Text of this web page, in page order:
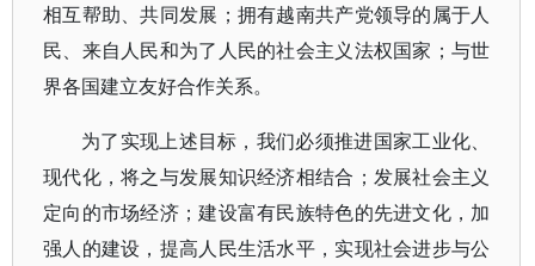
相互帮助、共同发展；拥有越南共产党领导的属于人
民、来自人民和为了人民的社会主义法权国家；与世
界各国建立友好合作关系。
为了实现上述目标，我们必须推进国家工业化、
现代化，将之与发展知识经济相结合；发展社会主义
定向的市场经济；建设富有民族特色的先进文化，加
强人的建设，提高人民生活水平，实现社会进步与公